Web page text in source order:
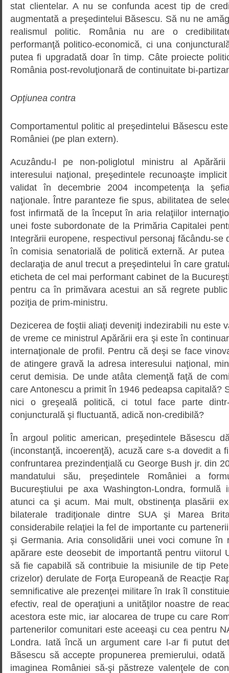
stat clientelar. A nu se confunda acest tip de
augmentată a preşedintelui Băsescu. Să nu ne
realismul politic. România nu are o
performanţă politico-economică, ci una
putea fi upgradată doar în timp. Câte proiecte
România post-revoluţionară de continuitate bi-
Opţiunea contra
Comportamentul politic al preşedintelui Băsescu
României (pe plan extern).
Acuzându-l pe non-poliglotul ministru al
interesului naţional, preşedintele recunoaşte
validat în decembrie 2004 incompetenţa la
naţionale. Între paranteze fie spus, abilitatea de
fost infirmată de la început în aria relaţiilor
unei foste subordonate de la Primăria Capitalei
Integrării europene, respectivul personaj făcându-se
în comisia senatorială de politică externă. Ar
declaraţia de anul trecut a preşedintelui în care
eticheta de cel mai performant cabinet de la
pentru ca în primăvara acestui an să regrete
poziţia de prim-ministru.
Dezicerea de foştii aliaţi deveniţi indezirabili nu este
de vreme ce ministrul Apărării era şi este în
internaţionale de profil. Pentru că deşi se face
de atingere gravă la adresa interesului naţional,
cerut demisia. De unde atâta clemenţă faţă de
care Antonescu a primit în 1946 pedeapsa capitală?
nici o greşeală politică, ci totul face parte
conjuncturală şi fluctuantă, adică non-credibilă?
În argoul politic american, preşedintele Băsescu
(inconstanţă, incoerenţă), acuză care s-a dovedit a
confruntarea prezindenţială cu George Bush jr. din
mandatului său, preşedintele României a
Bucureştiului pe axa Washington-Londra, formulă
atunci ca şi acum. Mai mult, obstinenţa plasării
bilaterale tradiţionale dintre SUA şi Marea
considerabile relaţiei la fel de importante cu
şi Germania. Aria consolidării unei voci comune în
apărare este deosebit de importantă pentru viitorul
să fie capabilă să contribuie la misiunile de tip
crizelor) derulate de Forţa Europeană de Reacţie
semnificative ale prezenţei militare în Irak îl
efectiv, real de operaţiuni a unităţilor noastre de
acestora este mic, iar alocarea de trupe cu care
partenerilor comunitari este aceeaşi cu cea pentru
Londra. Iată încă un argument care l-ar fi putut
Băsescu să accepte propunerea premierului,
imaginea României să-şi păstreze valenţele de